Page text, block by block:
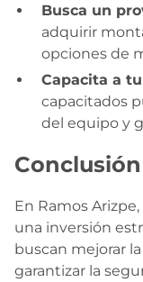
Busca un
adquirir
opciones de
Capacita a
capacitados
del equipo y
Conclusión
En Ramos
una inversión
buscan mejorar
garantizar la